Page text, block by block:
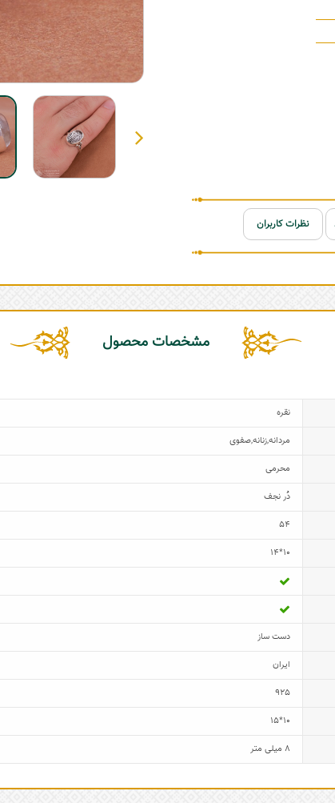
نظرات کاربران
مشخصات محصول
نقره
مردانه,زنانه,صفوی
محرمی
دُر نجف
54
10*14
دست ساز
ایران
925
10*15
8 میلی متر